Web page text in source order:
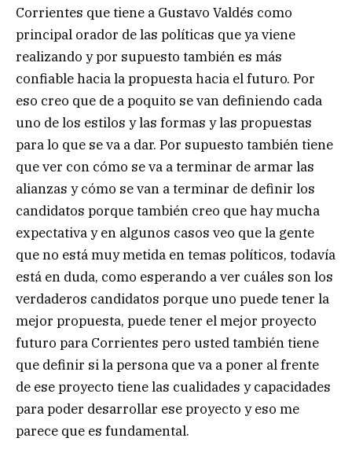
Corrientes que tiene a Gustavo Valdés como
principal orador de las políticas que ya viene
realizando y por supuesto también es más
confiable hacia la propuesta hacia el futuro. Por
eso creo que de a poquito se van definiendo cada
uno de los estilos y las formas y las propuestas
para lo que se va a dar. Por supuesto también tiene
que ver con cómo se va a terminar de armar las
alianzas y cómo se van a terminar de definir los
candidatos porque también creo que hay mucha
expectativa y en algunos casos veo que la gente
que no está muy metida en temas políticos, todavía
está en duda, como esperando a ver cuáles son los
verdaderos candidatos porque uno puede tener la
mejor propuesta, puede tener el mejor proyecto
futuro para Corrientes pero usted también tiene
que definir si la persona que va a poner al frente
de ese proyecto tiene las cualidades y capacidades
para poder desarrollar ese proyecto y eso me
parece que es fundamental.